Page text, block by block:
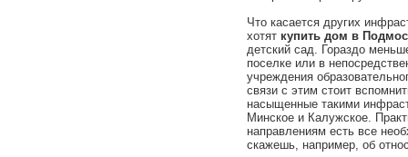
Что касается других
хотят купить дом в
детский сад. Гораздо
поселке или в
учреждения
связи с этим стоит
насыщенные такими
Минское и Калужское.
направлениям есть все
скажешь, например, об